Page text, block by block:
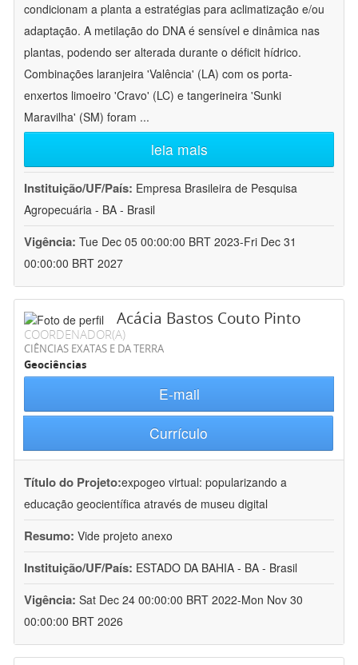
condicionam a planta a estratégias para aclimatização e/ou
adaptação. A metilação do DNA é sensível e dinâmica nas
plantas, podendo ser alterada durante o déficit hídrico.
Combinações laranjeira 'Valência' (LA) com os porta-
enxertos limoeiro 'Cravo' (LC) e tangerineira 'Sunki
Maravilha' (SM) foram ...
leia mais
Instituição/UF/País: Empresa Brasileira de Pesquisa
Agropecuária - BA - Brasil
Vigência: Tue Dec 05 00:00:00 BRT 2023-Fri Dec 31
00:00:00 BRT 2027
Acácia Bastos Couto Pinto
COORDENADOR(A)
CIÊNCIAS EXATAS E DA TERRA
Geociências
E-mail
Currículo
Título do Projeto:expogeo virtual: popularizando a
educação geocientífica através de museu digital
Resumo: Vide projeto anexo
Instituição/UF/País: ESTADO DA BAHIA - BA - Brasil
Vigência: Sat Dec 24 00:00:00 BRT 2022-Mon Nov 30
00:00:00 BRT 2026